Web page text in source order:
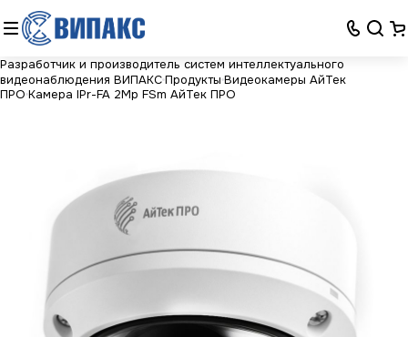
Разработчик и производитель систем интеллектуального
видеонаблюдения ВИПАКСПродукты Видеокамеры АйТек
ПРО Камера IPr-FA 2Mp FSm АйТек ПРО